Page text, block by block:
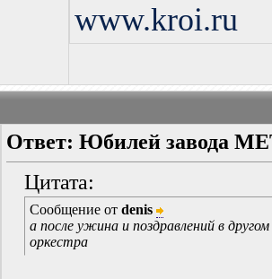
www.kroi.ru
Ответ: Юбилей завода
Цитата:
Сообщение от denis
а после ужина и поздравлений в
оркестра